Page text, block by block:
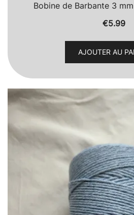
Bobine de Barbante 3
€5.99
AJOUTER AU